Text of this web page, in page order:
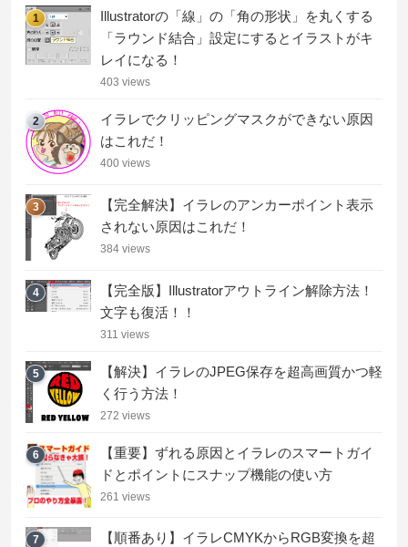
1
Illustratorの「線」の「角の形状」を丸くする
「ラウンド結合」設定にするとイラストがキ
レイになる！
403 views
2
イラレでクリッピングマスクができない原因
はこれだ！
400 views
3
【完全解決】イラレのアンカーポイント表示
されない原因はこれだ！
384 views
4
【完全版】Illustratorアウトライン解除方法！
文字も復活！！
311 views
5
【解決】イラレのJPEG保存を超高画質かつ軽
く行う方法！
272 views
6
【重要】ずれる原因とイラレのスマートガイ
ドとポイントにスナップ機能の使い方
261 views
7
【順番あり】イラレCMYKからRGB変換を超